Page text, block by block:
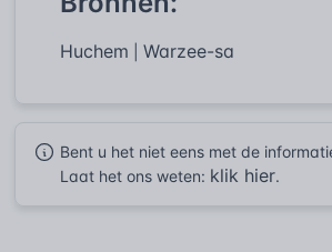
Huchem Warzee-sa
Bent u het niet eens met de
Laat het ons weten: klik hier.